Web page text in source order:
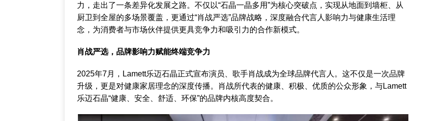
力，走出了一条差异化发展之路。不仅以“石晶一晶多用”为核心突破点，实现从地面到墙柜、从
厨卫到全屋的多场景覆盖，更通过“肖战严选”品牌战略，深度融合代言人影响力与健康生活理
念，为消费者与市场伙伴提供更具竞争力和吸引力的合作新模式。
肖战严选，品牌影响力赋能终端竞争力
2025年7月，Lamett乐迈石晶正式宣布演员、歌手肖战成为全球品牌代言人。这不仅是一次品牌
升级，更是对健康家居理念的深度传播。肖战所代表的健康、积极、优质的公众形象，与Lamett
乐迈石晶“健康、安全、舒适、环保”的品牌内核高度契合。